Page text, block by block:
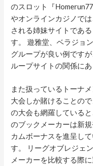
のスロット『
やオンラインカジノで
される姉妹サイトであ
す。 遊雅堂、ベラジョ
グループが良い例です
ループサイトの関係にあ
また扱っているトーナ
大会しか賭けることの
の大会も網羅している
のブックメーカーは新
カムボーナスを進呈し
す。 リーグオブレジェ
メーカーを比較する際